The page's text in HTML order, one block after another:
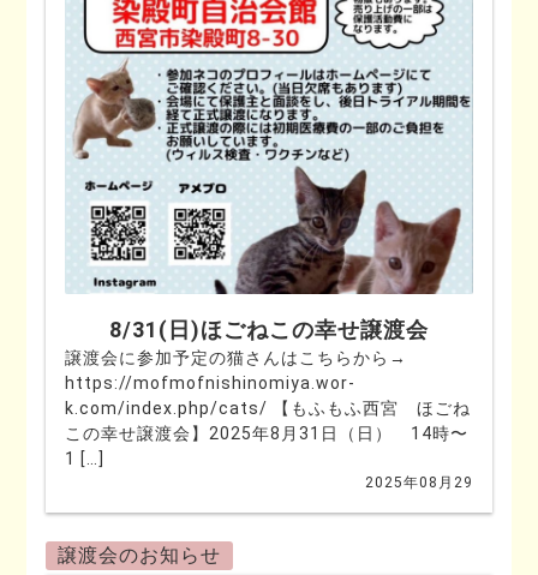
8/31(日)ほごねこの幸せ譲渡会
譲渡会に参加予定の猫さんはこちらから→
https://mofmofnishinomiya.wor-
k.com/index.php/cats/ 【もふもふ西宮 ほごね
この幸せ譲渡会】2025年8月31日（日） 14時〜
1 […]
2025年08月29
譲渡会のお知らせ